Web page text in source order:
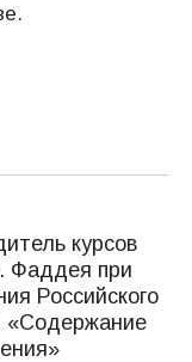
курсов
Фаддея при
Российского
«Содержание